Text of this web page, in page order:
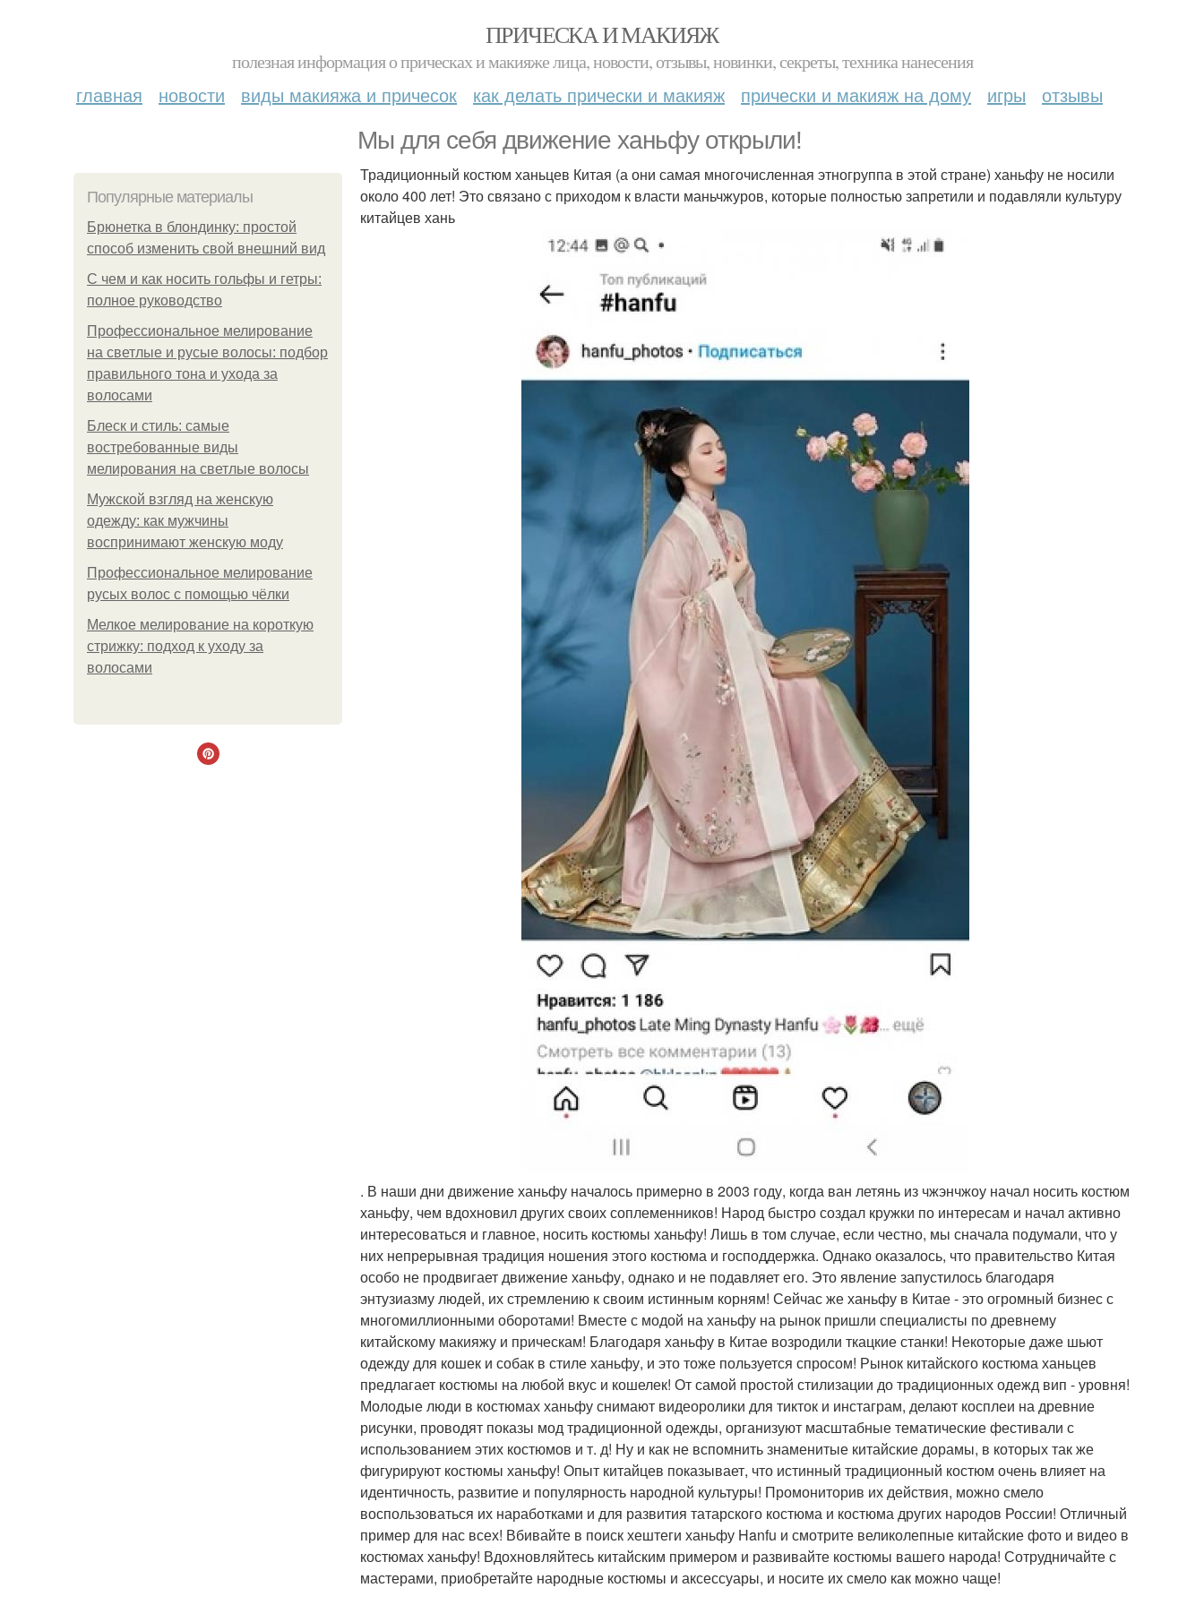
ПРИЧЕСКА И МАКИЯЖ
полезная информация о прическах и макияже лица, новости, отзывы, новинки, секреты, техника нанесения
главная новости виды макияжа и причесок как делать прически и макияж прически и макияж на дому игры отзывы
Мы для себя движение ханьфу открыли!
Популярные материалы
Брюнетка в блондинку: простой
способ изменить свой внешний вид
С чем и как носить гольфы и гетры:
полное руководство
Профессиональное мелирование
на светлые и русые волосы: подбор
правильного тона и ухода за
волосами
Блеск и стиль: самые
востребованные виды
мелирования на светлые волосы
Мужской взгляд на женскую
одежду: как мужчины
воспринимают женскую моду
Профессиональное мелирование
русых волос с помощью чёлки
Мелкое мелирование на короткую
стрижку: подход к уходу за
волосами
Традиционный костюм ханьцев Китая (а они самая многочисленная этногруппа в этой стране) ханьфу не носили
около 400 лет! Это связано с приходом к власти маньчжуров, которые полностью запретили и подавляли культуру
китайцев хань
. В наши дни движение ханьфу началось примерно в 2003 году, когда ван летянь из чжэнчжоу начал носить костюм
ханьфу, чем вдохновил других своих соплеменников! Народ быстро создал кружки по интересам и начал активно
интересоваться и главное, носить костюмы ханьфу! Лишь в том случае, если честно, мы сначала подумали, что у
них непрерывная традиция ношения этого костюма и господдержка. Однако оказалось, что правительство Китая
особо не продвигает движение ханьфу, однако и не подавляет его. Это явление запустилось благодаря
энтузиазму людей, их стремлению к своим истинным корням! Сейчас же ханьфу в Китае - это огромный бизнес с
многомиллионными оборотами! Вместе с модой на ханьфу на рынок пришли специалисты по древнему
китайскому макияжу и прическам! Благодаря ханьфу в Китае возродили ткацкие станки! Некоторые даже шьют
одежду для кошек и собак в стиле ханьфу, и это тоже пользуется спросом! Рынок китайского костюма ханьцев
предлагает костюмы на любой вкус и кошелек! От самой простой стилизации до традиционных одежд вип - уровня!
Молодые люди в костюмах ханьфу снимают видеоролики для тикток и инстаграм, делают косплеи на древние
рисунки, проводят показы мод традиционной одежды, организуют масштабные тематические фестивали с
использованием этих костюмов и т. д! Ну и как не вспомнить знаменитые китайские дорамы, в которых так же
фигурируют костюмы ханьфу! Опыт китайцев показывает, что истинный традиционный костюм очень влияет на
идентичность, развитие и популярность народной культуры! Промониторив их действия, можно смело
воспользоваться их наработками и для развития татарского костюма и костюма других народов России! Отличный
пример для нас всех! Вбивайте в поиск хештеги ханьфу Hanfu и смотрите великолепные китайские фото и видео в
костюмах ханьфу! Вдохновляйтесь китайским примером и развивайте костюмы вашего народа! Сотрудничайте с
мастерами, приобретайте народные костюмы и аксессуары, и носите их смело как можно чаще!